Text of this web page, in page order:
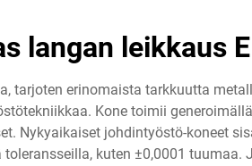
langan leikkaus
tarjoten erinomaista tarkkuutta
Kone toimii
Nykyaikaiset johdintyöstö-koneet
kuten ±0,0001